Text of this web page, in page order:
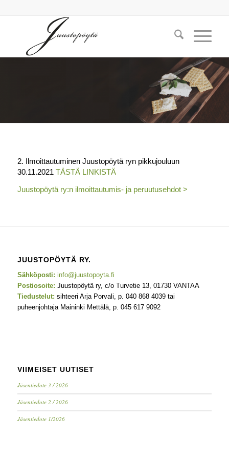
2. Ilmoittautuminen Juustopöytä ryn pikkujouluun
30.11.2021 TÄSTÄ LINKISTÄ
Juustopöytä ry:n ilmoittautumis- ja peruutusehdot >
JUUSTOPÖYTÄ RY.
Sähköposti: info@juustopoyta.fi
Postiosoite: Juustopöytä ry, c/o Turvetie 13, 01730 VANTAA
Tiedustelut: sihteeri Arja Porvali, p. 040 868 4039 tai
puheenjohtaja Maininki Mettälä, p. 045 617 9092
VIIMEISET UUTISET
Jäsentiedote 3 / 2026
Jäsentiedote 2 / 2026
Jäsentiedote 1/2026